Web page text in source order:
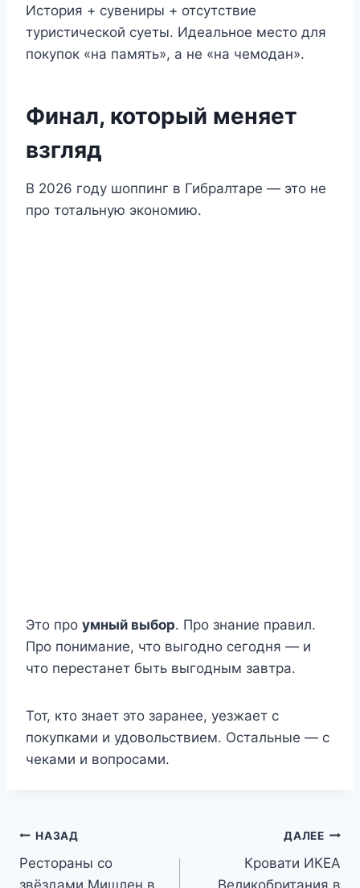
История + сувениры + отсутствие
туристической суеты. Идеальное место для
покупок «на память», а не «на чемодан».
Финал, который меняет
взгляд
В 2026 году шоппинг в Гибралтаре — это не
про тотальную экономию.
Это про умный выбор. Про знание правил.
Про понимание, что выгодно сегодня — и
что перестанет быть выгодным завтра.
Тот, кто знает это заранее, уезжает с
покупками и удовольствием. Остальные — с
чеками и вопросами.
Навигация
по
НАЗАД
Рестораны со
ДАЛЕЕ
Кровати ИКЕА